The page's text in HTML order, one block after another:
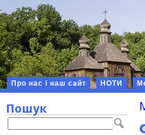
Про нас і наш сайт НОТИ
Пошук